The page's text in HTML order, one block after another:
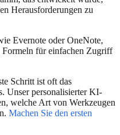
Herausforderungen zu
Evernote oder OneNote,
für einfachen Zugriff
Schritt ist oft das
Unser personalisierter KI-
welche Art von Werkzeugen
Machen Sie den ersten